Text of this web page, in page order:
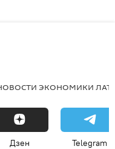
ЭКОНОМИКИ
Дзен Telegram